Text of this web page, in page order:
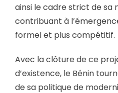
ainsi le cadre strict de sa
contribuant à
formel et plus compétitif.
Avec la clôture de ce
d’existence, le Bénin
de sa politique de